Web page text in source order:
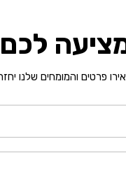
לכם
פרטים והמומחים שלנו